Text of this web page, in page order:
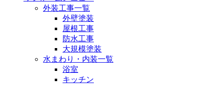
外装工事一覧
外壁塗装
屋根工事
防水工事
大規模塗装
水まわり・内装一覧
浴室
キッチン